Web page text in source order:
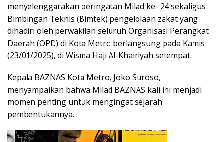
menyelenggarakan peringatan Milad ke- 24 sekaligus
Bimbingan Teknis (Bimtek) pengelolaan zakat yang
dihadiri oleh perwakilan seluruh Organisasi Perangkat
Daerah (OPD) di Kota Metro berlangsung pada Kamis
(23/01/2025), di Wisma Haji Al-Khairiyah setempat.
Kepala BAZNAS Kota Metro, Joko Suroso,
menyampaikan bahwa Milad BAZNAS kali ini menjadi
momen penting untuk mengingat sejarah
pembentukannya.